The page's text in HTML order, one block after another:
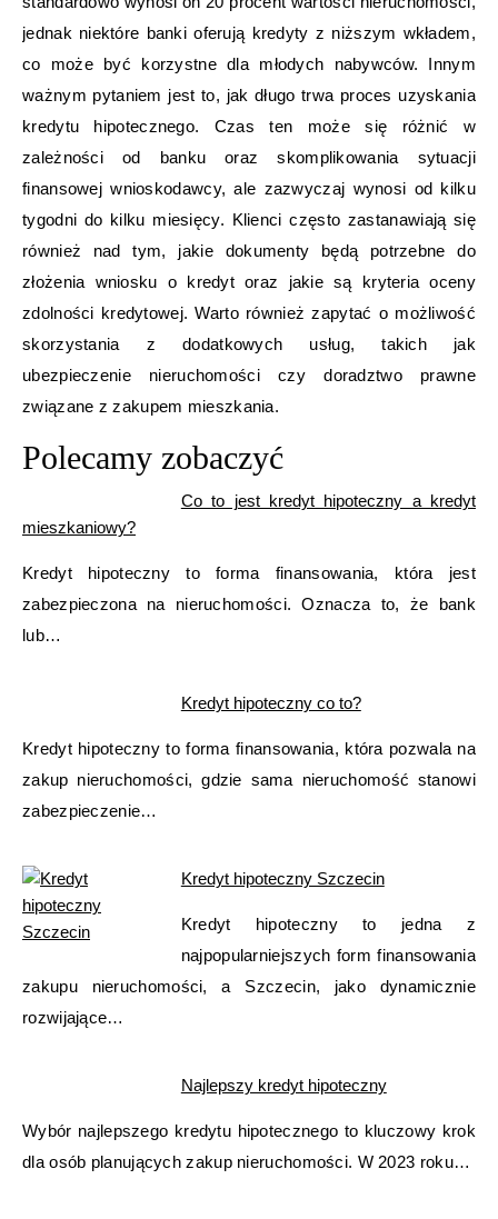
jednak niektóre banki oferują kredyty z niższym wkładem,
co może być korzystne dla młodych nabywców. Innym
ważnym pytaniem jest to, jak długo trwa proces uzyskania
kredytu hipotecznego. Czas ten może się różnić w
zależności od banku oraz skomplikowania sytuacji
finansowej wnioskodawcy, ale zazwyczaj wynosi od kilku
tygodni do kilku miesięcy. Klienci często zastanawiają się
również nad tym, jakie dokumenty będą potrzebne do
złożenia wniosku o kredyt oraz jakie są kryteria oceny
zdolności kredytowej. Warto również zapytać o możliwość
skorzystania z dodatkowych usług, takich jak
ubezpieczenie nieruchomości czy doradztwo prawne
związane z zakupem mieszkania.
Polecamy zobaczyć
Co to jest kredyt hipoteczny a kredyt
mieszkaniowy?
Kredyt hipoteczny to forma finansowania, która jest
zabezpieczona na nieruchomości. Oznacza to, że bank
lub…
Kredyt hipoteczny co to?
Kredyt hipoteczny to forma finansowania, która pozwala na
zakup nieruchomości, gdzie sama nieruchomość stanowi
zabezpieczenie…
Kredyt hipoteczny Szczecin
Kredyt hipoteczny to jedna z
najpopularniejszych form finansowania
zakupu nieruchomości, a Szczecin, jako dynamicznie
rozwijające…
Najlepszy kredyt hipoteczny
Wybór najlepszego kredytu hipotecznego to kluczowy krok
dla osób planujących zakup nieruchomości. W 2023 roku…